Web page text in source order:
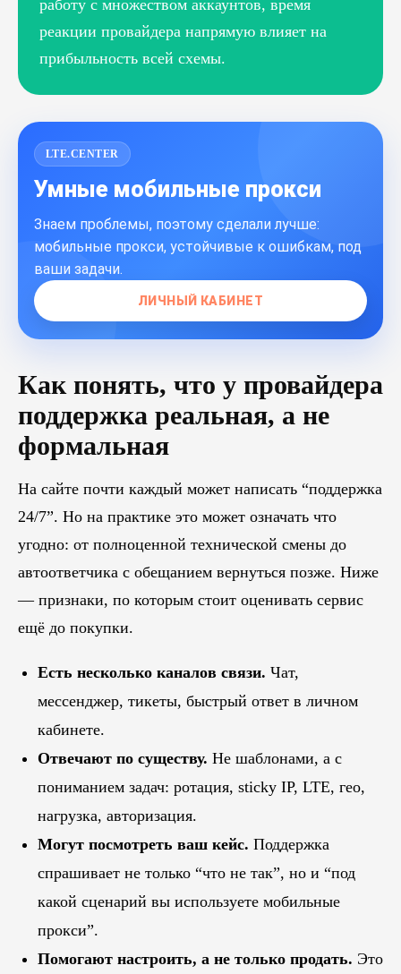
работу с множеством аккаунтов, время
реакции провайдера напрямую влияет на
прибыльность всей схемы.
LTE.CENTER
Умные мобильные прокси
Знаем проблемы, поэтому сделали лучше:
мобильные прокси, устойчивые к ошибкам, под
ваши задачи.
ЛИЧНЫЙ КАБИНЕТ
Как понять, что у провайдера
поддержка реальная, а не
формальная
На сайте почти каждый может написать “поддержка
24/7”. Но на практике это может означать что
угодно: от полноценной технической смены до
автоответчика с обещанием вернуться позже. Ниже
— признаки, по которым стоит оценивать сервис
ещё до покупки.
Есть несколько каналов связи. Чат,
мессенджер, тикеты, быстрый ответ в личном
кабинете.
Отвечают по существу. Не шаблонами, а с
пониманием задач: ротация, sticky IP, LTE, гео,
нагрузка, авторизация.
Могут посмотреть ваш кейс. Поддержка
спрашивает не только “что не так”, но и “под
какой сценарий вы используете мобильные
прокси”.
Помогают настроить, а не только продать. Это